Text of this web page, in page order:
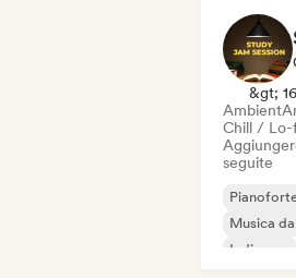
&gt;
Ambient
Chill / Lo-
seguite
Musica
Indie pop